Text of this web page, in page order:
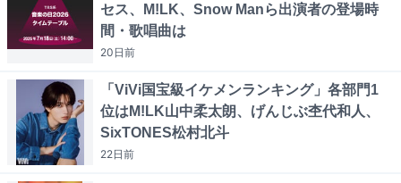
セス、M!LK、Snow Manら出演者の登場時
間・歌唱曲は
20日前
「ViVi国宝級イケメンランキング」各部門1
位はM!LK山中柔太朗、げんじぶ杢代和人、
SixTONES松村北斗
22日前